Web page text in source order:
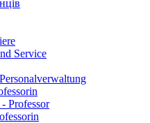
Service
Professor